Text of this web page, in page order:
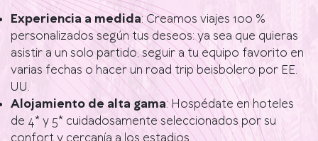
Experiencia a medida: Creamos viajes 100 %
personalizados según tus deseos: ya sea que quieras
asistir a un solo partido, seguir a tu equipo favorito en
varias fechas o hacer un road trip beisbolero por EE.
UU.
Alojamiento de alta gama: Hospédate en hoteles
de 4* y 5* cuidadosamente seleccionados por su